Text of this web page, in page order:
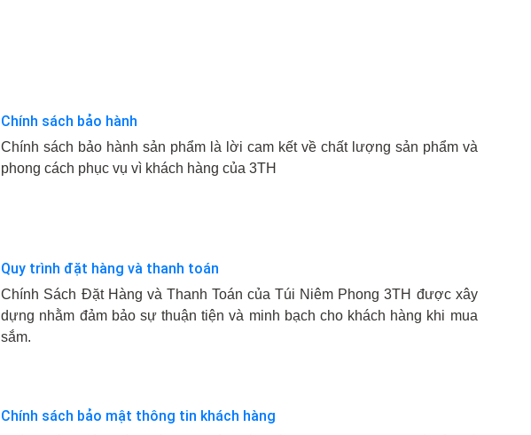
Chính sách bảo hành
Chính sách bảo hành sản phẩm là lời cam kết về chất lượng sản phẩm và
phong cách phục vụ vì khách hàng của 3TH
Quy trình đặt hàng và thanh toán
Chính Sách Đặt Hàng và Thanh Toán của Túi Niêm Phong 3TH được xây
dựng nhằm đảm bảo sự thuận tiện và minh bạch cho khách hàng khi mua
sắm.
Chính sách bảo mật thông tin khách hàng